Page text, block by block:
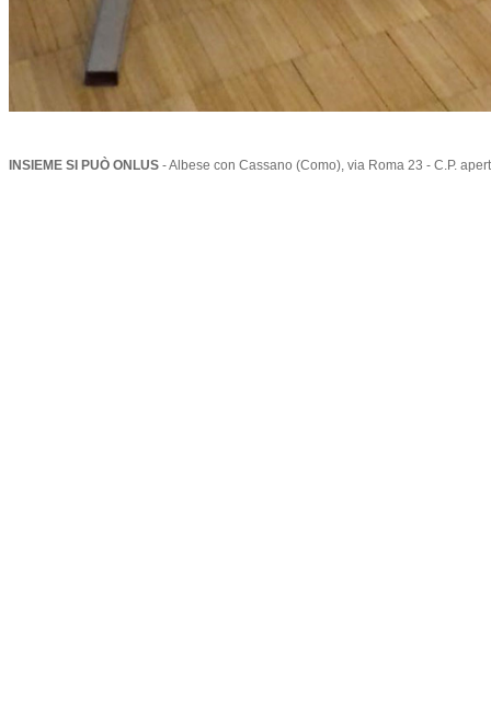
INSIEME SI PUÒ ONLUS - Albese con Cassano (Como), via Roma 23 - C.P.